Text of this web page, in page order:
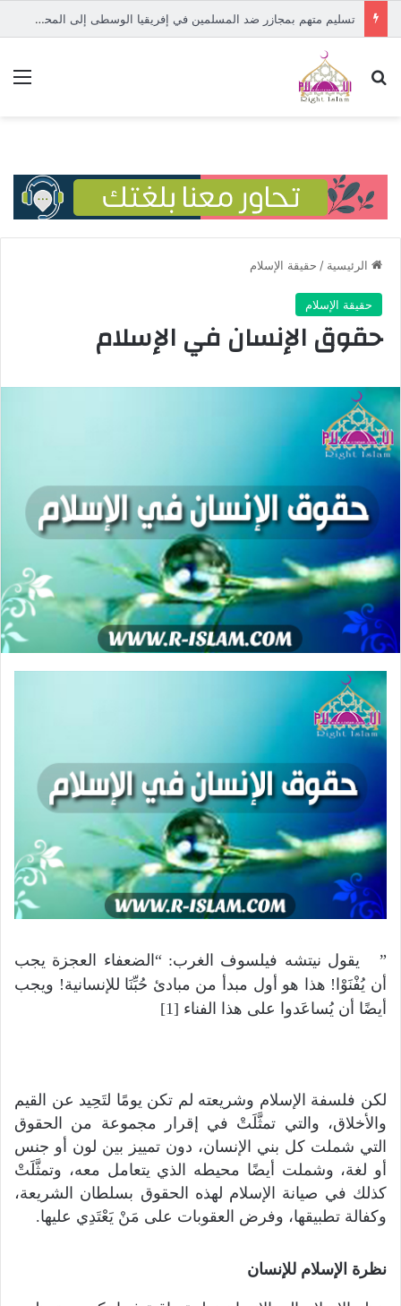
تسليم متهم بمجازر ضد المسلمين في إفريقيا الوسطى إلى المحكمة الدولية
بحث عن
الرئيسية / حقيقة الإسلام
حقيقة الإسلام
حقوق الإنسان في الإسلام
” يقول نيتشه فيلسوف الغرب: “الضعفاء العجزة يجب
أن يُفْنَوْا! هذا هو أول مبدأ من مبادئ حُبِّنَا للإنسانية! ويجب
أيضًا أن يُساعَدوا على هذا الفناء [1]
لكن فلسفة الإسلام وشريعته لم تكن يومًا لتَحِيد عن القيم
والأخلاق، والتي تمثَّلَتْ في إقرار مجموعة من الحقوق
التي شملت كل بني الإنسان، دون تمييز بين لون أو جنس
أو لغة، وشملت أيضًا محيطه الذي يتعامل معه، وتمثَّلَتْ
كذلك في صيانة الإسلام لهذه الحقوق بسلطان الشريعة،
وكفالة تطبيقها، وفرض العقوبات على مَنْ يَعْتَدِي عليها.
نظرة الإسلام للإنسان